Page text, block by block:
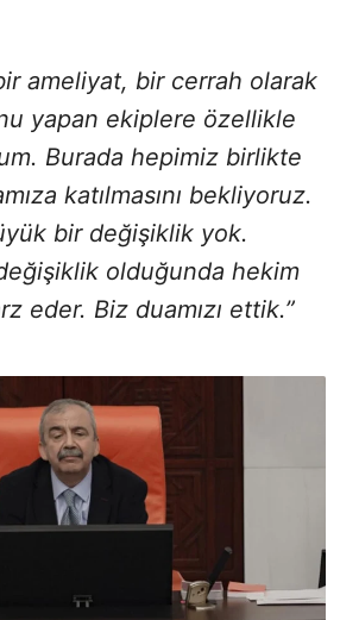
ameliyat, bir cerrah olarak
yapan ekiplere özellikle
Burada hepimiz birlikte
katılmasını bekliyoruz.
bir değişiklik yok.
olduğunda hekim
eder. Biz duamızı ettik.”